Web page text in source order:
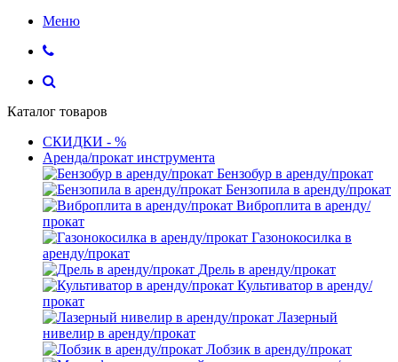
Меню
Каталог товаров
СКИДКИ - %
Аренда/прокат инструмента
Бензобур в аренду/прокат
Бензопила в аренду/прокат
Виброплита в аренду/
прокат
Газонокосилка в
аренду/прокат
Дрель в аренду/прокат
Культиватор в аренду/
прокат
Лазерный
нивелир в аренду/прокат
Лобзик в аренду/прокат